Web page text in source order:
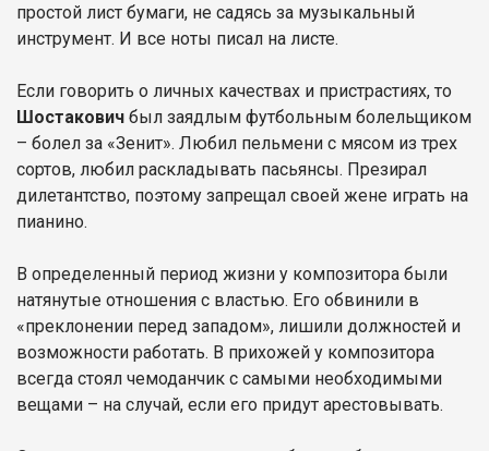
простой лист бумаги, не садясь за музыкальный
инструмент. И все ноты писал на листе.
Если говорить о личных качествах и пристрастиях, то
Шостакович был заядлым футбольным болельщиком
– болел за «Зенит». Любил пельмени с мясом из трех
сортов, любил раскладывать пасьянсы. Презирал
дилетантство, поэтому запрещал своей жене играть на
пианино.
В определенный период жизни у композитора были
натянутые отношения с властью. Его обвинили в
«преклонении перед западом», лишили должностей и
возможности работать. В прихожей у композитора
всегда стоял чемоданчик с самыми необходимыми
вещами – на случай, если его придут арестовывать.